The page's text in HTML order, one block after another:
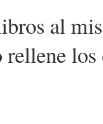
al